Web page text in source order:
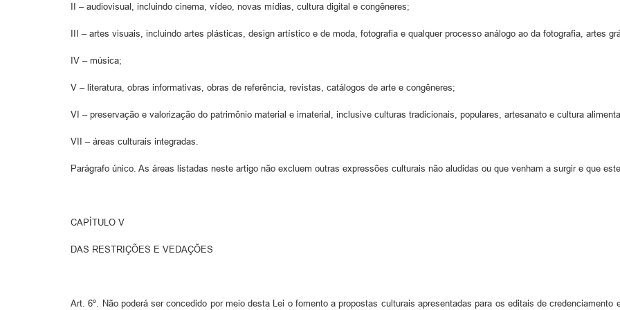
II – audiovisual, incluindo cinema, vídeo, novas mídias, cultura digital e congêneres;
III – artes visuais, incluindo artes plásticas, design artístico e de moda, fotografia e qualquer processo análogo ao da fotografia, artes
IV – música;
V – literatura, obras informativas, obras de referência, revistas, catálogos de arte e congêneres;
VI – preservação e valorização do patrimônio material e imaterial, inclusive culturas tradicionais, populares, artesanato e cultura
VII – áreas culturais integradas.
Parágrafo único. As áreas listadas neste artigo não excluem outras expressões culturais não aludidas ou que venham a surgir e que
CAPÍTULO V
DAS RESTRIÇÕES E VEDAÇÕES
Art. 6º. Não poderá ser concedido por meio desta Lei o fomento a propostas culturais apresentadas para os editais de